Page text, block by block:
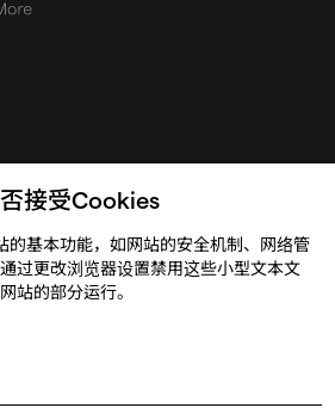
接受Cookies
的基本功能，如网站的安全机制、网络管
过更改浏览器设置禁用这些小型文本文
站的部分运行。